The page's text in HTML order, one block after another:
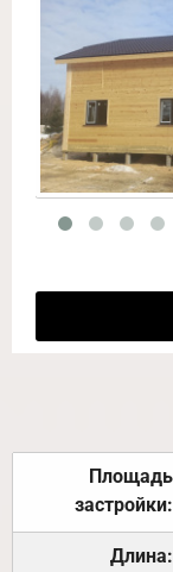
Площадь
застройки:
Длина: